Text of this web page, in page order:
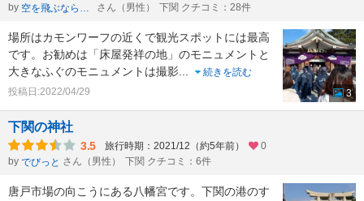
by 空を飛ぶなら青の翼に星屑の仲間たち さん（男性） 下関 クチコミ：28件
場所はカモンワーフの近くで観光スポットには最高
です。お勧めは「床屋発祥の地」のモニュメントと
大きなふぐのモニュメントは撮影
続きを読む
投稿日:2022/04/29
3
下関の神社
3.5 旅行時期：2021/12（約5年前）
0
by でびっと さん（男性） 下関 クチコミ：6件
唐戸市場の向こうにある八幡宮です。下関の港のす